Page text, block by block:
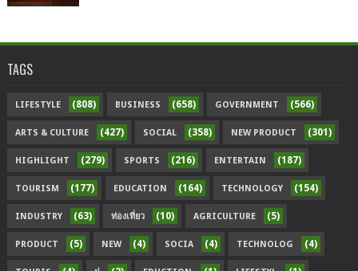
TAGS
LIFESTYLE (808) BUSINESS (658) GOVERNMENT (566)
ARTS & CULTURE (427) SOCIAL (358) NEW PRODUCT (301)
HIGHLIGHT (279) SPORTS (216) ENTERTAIN (187)
TOURISM (177) EDUCATION (164) TECHNOLOGY (154)
INDUSTRY (63) ท่องเที่ยว (10) AGRICULTURE (5)
PRODUCT (5) NEW (4) SOCIA (4) TECHNOLOG (4)